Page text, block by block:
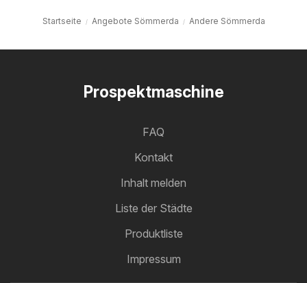
Startseite Angebote Sömmerda Andere Sömmerda
Prospektmaschine
FAQ
Kontakt
Inhalt melden
Liste der Städte
Produktliste
Impressum